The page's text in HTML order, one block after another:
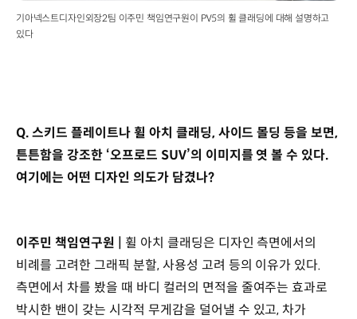
기아넥스트디자인외장2팀 이주민 책임연구원이 PV5의 휠 클래딩에 대해 설명하고
있다
Q. 스키드 플레이트나 휠 아치 클래딩, 사이드 몰딩 등을 보면,
튼튼함을 강조한 ‘오프로드 SUV’의 이미지를 엿 볼 수 있다.
여기에는 어떤 디자인 의도가 담겼나?
이주민 책임연구원 |
휠 아치 클래딩은 디자인 측면에서의
비례를 고려한 그래픽 분할, 사용성 고려 등의 이유가 있다.
측면에서 차를 봤을 때 바디 컬러의 면적을 줄여주는 효과로
박시한 밴이 갖는 시각적 무게감을 덜어낼 수 있고, 차가